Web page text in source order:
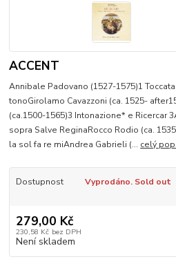
ACCENT
Annibale Padovano (1527-1575)1
tonoGirolamo Cavazzoni (ca. 1525-
(ca.1500-1565)3 Intonazione* e Ricercar
sopra Salve ReginaRocco Rodio (ca.
la sol fa re miAndrea Gabrieli (... celý
Dostupnost Vyprodáno. Sold out
279,00 Kč
230,58 Kč bez DPH
Není skladem